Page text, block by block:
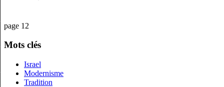
page 12
Mots clés
Israel
Modernisme
Tradition